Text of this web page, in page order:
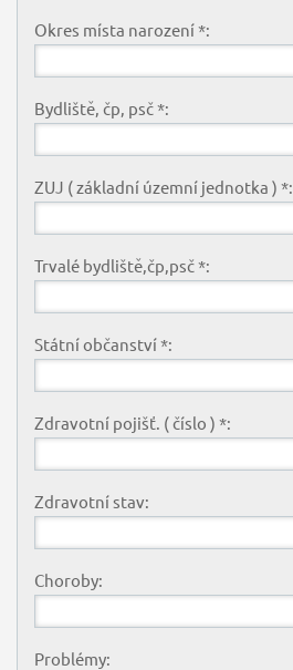
Okres místa narození *:
Bydliště, čp, psč *:
ZUJ ( základní územní jednotka ) *:
Trvalé bydliště,čp,psč *:
Státní občanství *:
Zdravotní pojišť. ( číslo ) *:
Zdravotní stav:
Choroby:
Problémy: